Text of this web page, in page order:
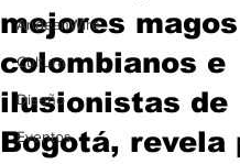
AndeanWire
Cultura
Diseño
Eventos
mejores magos
colombianos e
ilusionistas de
Bogotá, revela